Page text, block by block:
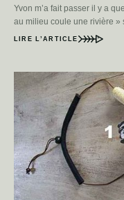
Yvon m’a fait passer il y a
au milieu coule une rivière »
LIRE L’ARTICLE